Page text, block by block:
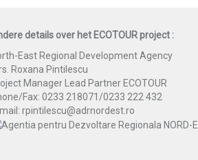
details over het ECOTOUR project :
East Regional Development Agency
Roxana Pintilescu
Manager Lead Partner ECOTOUR
Fax: 0233 218071/0233 222 432
rpintilescu@adrnordest.ro